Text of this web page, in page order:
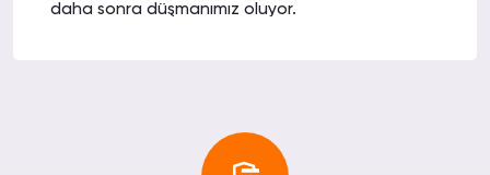
daha sonra düşmanımız oluyor.
neredeyse Ezio'nun hikayesi kadar bağlayıcı